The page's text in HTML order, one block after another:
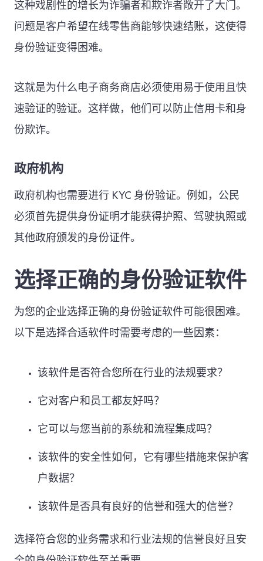
这种戏剧性的增长为诈骗者和欺诈者敞开了大门。
问题是客户希望在线零售商能够快速结账，这使得
身份验证变得困难。
这就是为什么电子商务商店必须使用易于使用且快
速验证的验证。这样做，他们可以防止信用卡和身
份欺诈。
政府机构
政府机构也需要进行 KYC 身份验证。例如，公民
必须首先提供身份证明才能获得护照、驾驶执照或
其他政府颁发的身份证件。
选择正确的身份验证软件
为您的企业选择正确的身份验证软件可能很困难。
以下是选择合适软件时需要考虑的一些因素：
该软件是否符合您所在行业的法规要求？
它对客户和员工都友好吗？
它可以与您当前的系统和流程集成吗？
该软件的安全性如何，它有哪些措施来保护客
户数据？
该软件是否具有良好的信誉和强大的信誉？
选择符合您的业务需求和行业法规的信誉良好且安